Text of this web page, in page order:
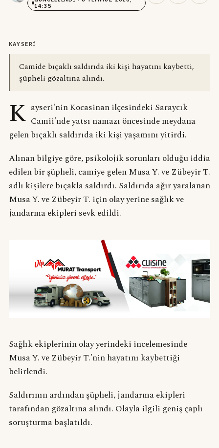
14:35
KAYSERİ
Camide bıçaklı saldırıda iki kişi hayatını kaybetti,
şüpheli gözaltına alındı.
K ayseri'nin Kocasinan ilçesindeki Saraycık
Camii'nde yatsı namazı öncesinde meydana
gelen bıçaklı saldırıda iki kişi yaşamını yitirdi.
Alınan bilgiye göre, psikolojik sorunları olduğu iddia
edilen bir şüpheli, camiye gelen Musa Y. ve Zübeyir T.
adlı kişilere bıçakla saldırdı. Saldırıda ağır yaralanan
Musa Y. ve Zübeyir T. için olay yerine sağlık ve
jandarma ekipleri sevk edildi.
Sağlık ekiplerinin olay yerindeki incelemesinde
Musa Y. ve Zübeyir T.'nin hayatını kaybettiği
belirlendi.
Saldırının ardından şüpheli, jandarma ekipleri
tarafından gözaltına alındı. Olayla ilgili geniş çaplı
soruşturma başlatıldı.